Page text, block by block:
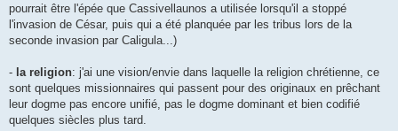
pourrait être l'épée que Cassivellaunos a utilisée lorsqu'il a stoppé
l'invasion de César, puis qui a été planquée par les tribus lors de la
seconde invasion par Caligula...)
- la religion: j'ai une vision/envie dans laquelle la religion chrétienne, ce
sont quelques missionnaires qui passent pour des originaux en prêchant
leur dogme pas encore unifié, pas le dogme dominant et bien codifié
quelques siècles plus tard.